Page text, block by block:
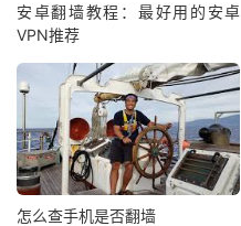
安卓翻墙教程：最好用的安卓
VPN推荐
怎么查手机是否翻墙